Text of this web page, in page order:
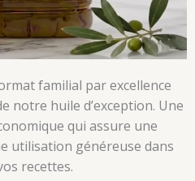
familial par excellence
notre huile d’exception. Une
qui assure une
utilisation généreuse dans
recettes.